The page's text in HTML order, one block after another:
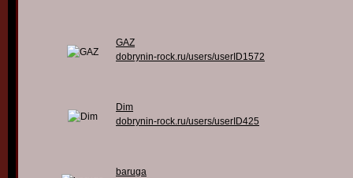
GAZ
dobrynin-rock.ru/users/userID1572
Dim
dobrynin-rock.ru/users/userID425
baruga